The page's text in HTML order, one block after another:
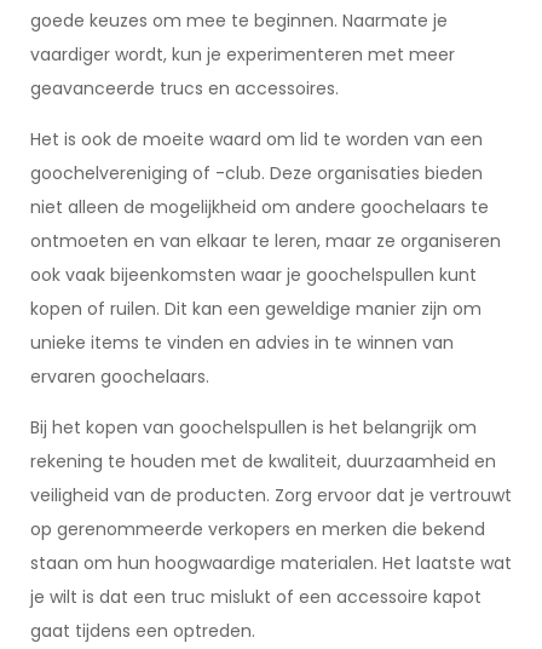
goede keuzes om mee te beginnen. Naarmate je
vaardiger wordt, kun je experimenteren met meer
geavanceerde trucs en accessoires.
Het is ook de moeite waard om lid te worden van een
goochelvereniging of -club. Deze organisaties bieden
niet alleen de mogelijkheid om andere goochelaars te
ontmoeten en van elkaar te leren, maar ze organiseren
ook vaak bijeenkomsten waar je goochelspullen kunt
kopen of ruilen. Dit kan een geweldige manier zijn om
unieke items te vinden en advies in te winnen van
ervaren goochelaars.
Bij het kopen van goochelspullen is het belangrijk om
rekening te houden met de kwaliteit, duurzaamheid en
veiligheid van de producten. Zorg ervoor dat je vertrouwt
op gerenommeerde verkopers en merken die bekend
staan om hun hoogwaardige materialen. Het laatste wat
je wilt is dat een truc mislukt of een accessoire kapot
gaat tijdens een optreden.